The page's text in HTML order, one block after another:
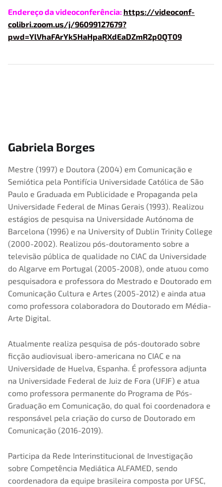
Endereço da videoconferência: https://videoconf-
colibri.zoom.us/j/96099127679?
pwd=YlVhaFArYk5HaHpaRXdEaDZmR2p0QT09
Gabriela Borges
Mestre (1997) e Doutora (2004) em Comunicação e
Semiótica pela Pontifícia Universidade Católica de São
Paulo e Graduada em Publicidade e Propaganda pela
Universidade Federal de Minas Gerais (1993). Realizou
estágios de pesquisa na Universidade Autónoma de
Barcelona (1996) e na University of Dublin Trinity College
(2000-2002). Realizou pós-doutoramento sobre a
televisão pública de qualidade no CIAC da Universidade
do Algarve em Portugal (2005-2008), onde atuou como
pesquisadora e professora do Mestrado e Doutorado em
Comunicação Cultura e Artes (2005-2012) e ainda atua
como professora colaboradora do Doutorado em Média-
Arte Digital.
Atualmente realiza pesquisa de pós-doutorado sobre
ficção audiovisual ibero-americana no CIAC e na
Universidade de Huelva, Espanha. É professora adjunta
na Universidade Federal de Juiz de Fora (UFJF) e atua
como professora permanente do Programa de Pós-
Graduação em Comunicação, do qual foi coordenadora e
responsável pela criação do curso de Doutorado em
Comunicação (2016-2019).
Participa da Rede Interinstitucional de Investigação
sobre Competência Mediática ALFAMED, sendo
coordenadora da equipe brasileira composta por UFSC,